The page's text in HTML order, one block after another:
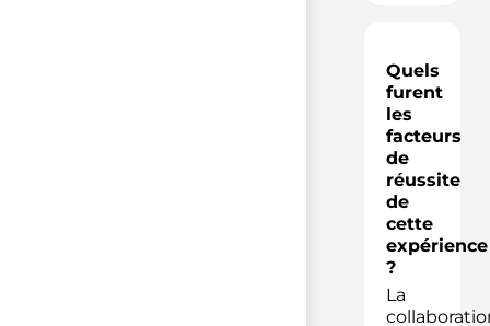
Quels
furent
les
facteurs
de
réussite
de
cette
expérience
?
La